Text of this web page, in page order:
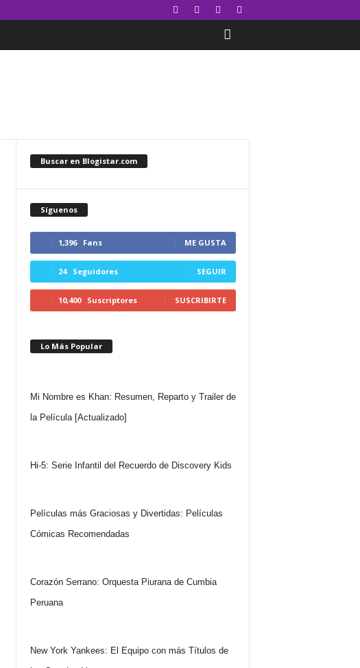
Buscar en Blogistar.com
Síguenos
1,396 Fans ME GUSTA
24 Seguidores SEGUIR
10,400 Suscriptores SUSCRIBIRTE
Lo Más Popular
Mi Nombre es Khan: Resumen, Reparto y Trailer de
la Película [Actualizado]
Hi-5: Serie Infantil del Recuerdo de Discovery Kids
Películas más Graciosas y Divertidas: Películas
Cómicas Recomendadas
Corazón Serrano: Orquesta Piurana de Cumbia
Peruana
New York Yankees: El Equipo con más Títulos de